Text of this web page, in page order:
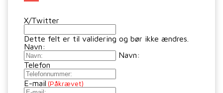
X/Twitter
Dette felt er til validering og bør ikke ændres.
Navn:
Navn:
Telefon
E-mail (Påkrævet)